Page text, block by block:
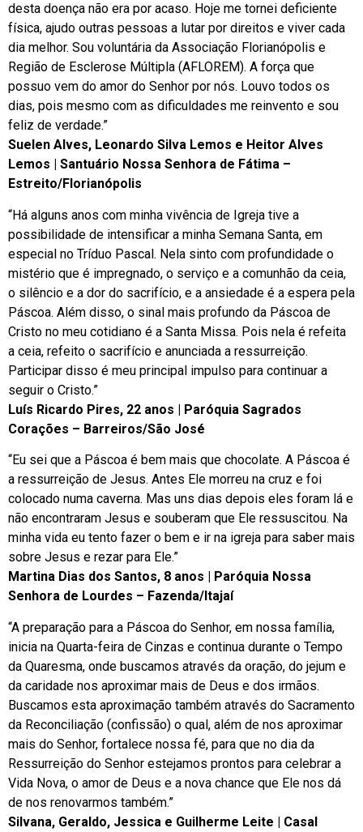
desta doença não era por acaso. Hoje me tornei deficiente
física, ajudo outras pessoas a lutar por direitos e viver cada
dia melhor. Sou voluntária da Associação Florianópolis e
Região de Esclerose Múltipla (AFLOREM). A força que
possuo vem do amor do Senhor por nós. Louvo todos os
dias, pois mesmo com as dificuldades me reinvento e sou
feliz de verdade.”
Suelen Alves, Leonardo Silva Lemos e Heitor Alves
Lemos | Santuário Nossa Senhora de Fátima –
Estreito/Florianópolis
“Há alguns anos com minha vivência de Igreja tive a
possibilidade de intensificar a minha Semana Santa, em
especial no Tríduo Pascal. Nela sinto com profundidade o
mistério que é impregnado, o serviço e a comunhão da ceia,
o silêncio e a dor do sacrifício, e a ansiedade é a espera pela
Páscoa. Além disso, o sinal mais profundo da Páscoa de
Cristo no meu cotidiano é a Santa Missa. Pois nela é refeita
a ceia, refeito o sacrifício e anunciada a ressurreição.
Participar disso é meu principal impulso para continuar a
seguir o Cristo.”
Luís Ricardo Pires, 22 anos | Paróquia Sagrados
Corações – Barreiros/São José
“Eu sei que a Páscoa é bem mais que chocolate. A Páscoa é
a ressurreição de Jesus. Antes Ele morreu na cruz e foi
colocado numa caverna. Mas uns dias depois eles foram lá e
não encontraram Jesus e souberam que Ele ressuscitou. Na
minha vida eu tento fazer o bem e ir na igreja para saber mais
sobre Jesus e rezar para Ele.”
Martina Dias dos Santos, 8 anos | Paróquia Nossa
Senhora de Lourdes – Fazenda/Itajaí
“A preparação para a Páscoa do Senhor, em nossa família,
inicia na Quarta-feira de Cinzas e continua durante o Tempo
da Quaresma, onde buscamos através da oração, do jejum e
da caridade nos aproximar mais de Deus e dos irmãos.
Buscamos esta aproximação também através do Sacramento
da Reconciliação (confissão) o qual, além de nos aproximar
mais do Senhor, fortalece nossa fé, para que no dia da
Ressurreição do Senhor estejamos prontos para celebrar a
Vida Nova, o amor de Deus e a nova chance que Ele nos dá
de nos renovarmos também.”
Silvana, Geraldo, Jessica e Guilherme Leite | Casal